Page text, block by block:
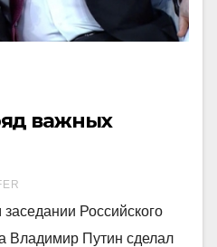
важных
Российского
Владимир Путин сделал